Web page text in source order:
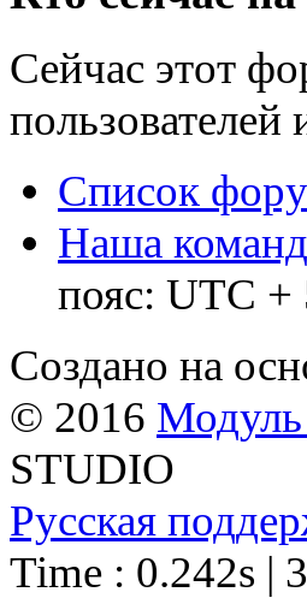
Сейчас этот
пользователей
Список
Наша
пояс: UTC +
Создано на
© 2016 Модуль
STUDIO
Русская
Time : 0.242s |